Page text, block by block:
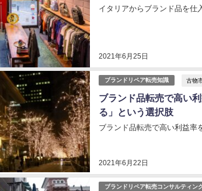
2021年6月25日
イタリアからブランド品を仕
ブランドリペア転売知識 古物
ブランド品転売で高い
る」という選択肢
2021年6月22日
ブランド品転売で高い利益率
ブランドリペア転売コンサルティン